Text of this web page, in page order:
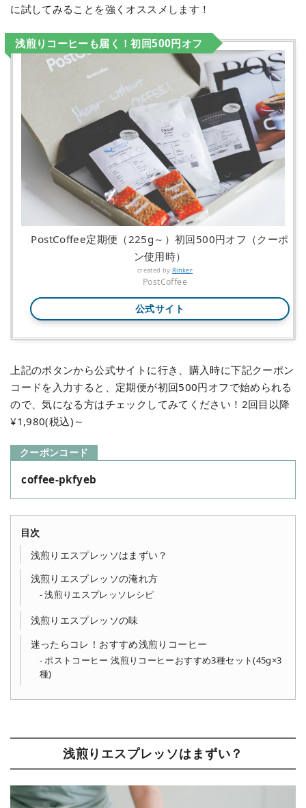
に試してみることを強くオススメします！
PostCoffee定期便（225g～）初回500円オフ（クーポ
ン使用時）
created by Rinker
PostCoffee
公式サイト
浅煎りコーヒーも届く！初回500円オフ
上記のボタンから公式サイトに行き、購入時に下記クーポン
コードを入力すると、定期便が初回500円オフで始められる
ので、気になる方はチェックしてみてください！2回目以降
¥1,980(税込)～
クーポンコード
coffee-pkfyeb
目次
浅煎りエスプレッソはまずい？
浅煎りエスプレッソの淹れ方
浅煎りエスプレッソレシピ
浅煎りエスプレッソの味
迷ったらコレ！おすすめ浅煎りコーヒー
ポストコーヒー 浅煎りコーヒーおすすめ3種セット(45g×3
種)
浅煎りエスプレッソはまずい？